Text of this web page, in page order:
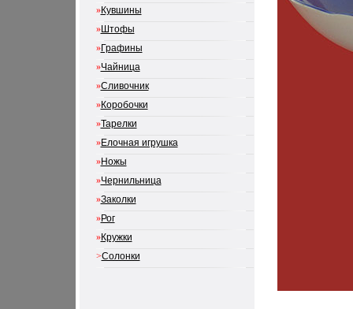
»Кувшины
»Штофы
»Графины
»Чайница
»Сливочник
»Коробочки
»Тарелки
»Елочная игрушка
»Ножы
»Чернильница
»Заколки
»Рог
»Кружки
>Солонки